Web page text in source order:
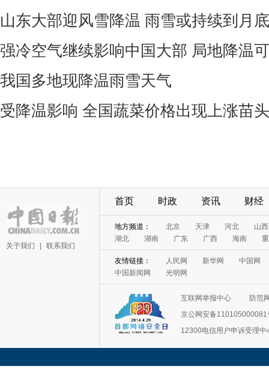
山东大部迎风雪降温 雨雪或持续到月底
强冷空气继续影响中国大部 局地降温
我国多地现降温雨雪天气
受降温影响 全国蔬菜价格出现上涨苗头
关于我们 联系我们
首页 时政 资讯 财经
地方频道： 北京 天津 河北
山西
湖北
湖南 广东 广西 海南
友情链接： 人民网 新华网
中国网
中国新闻网
光明网
互联网举报中心
防范
京公网安备110105000081
12300电信用户申诉受理中